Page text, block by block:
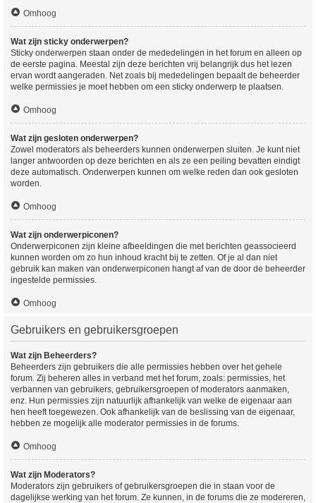
Omhoog
Wat zijn sticky onderwerpen?
Sticky onderwerpen staan onder de mededelingen in het forum en alleen op
de eerste pagina. Meestal zijn deze berichten vrij belangrijk dus het lezen
ervan wordt aangeraden. Net zoals bij mededelingen bepaalt de beheerder
welke permissies je moet hebben om een sticky onderwerp te plaatsen.
Omhoog
Wat zijn gesloten onderwerpen?
Zowel moderators als beheerders kunnen onderwerpen sluiten. Je kunt niet
langer antwoorden op deze berichten en als ze een peiling bevatten eindigt
deze automatisch. Onderwerpen kunnen om welke reden dan ook gesloten
worden.
Omhoog
Wat zijn onderwerpiconen?
Onderwerpiconen zijn kleine afbeeldingen die met berichten geassocieerd
kunnen worden om zo hun inhoud kracht bij te zetten. Of je al dan niet
gebruik kan maken van onderwerpiconen hangt af van de door de beheerder
ingestelde permissies.
Omhoog
Gebruikers en gebruikersgroepen
Wat zijn Beheerders?
Beheerders zijn gebruikers die alle permissies hebben over het gehele
forum. Zij beheren alles in verband met het forum, zoals: permissies, het
verbannen van gebruikers, gebruikersgroepen of moderators aanmaken,
enz. Hun permissies zijn natuurlijk afhankelijk van welke de eigenaar aan
hen heeft toegewezen. Ook afhankelijk van de beslissing van de eigenaar,
hebben ze mogelijk alle moderator permissies in de forums.
Omhoog
Wat zijn Moderators?
Moderators zijn gebruikers of gebruikersgroepen die in staan voor de
dagelijkse werking van het forum. Ze kunnen, in de forums die ze modereren,